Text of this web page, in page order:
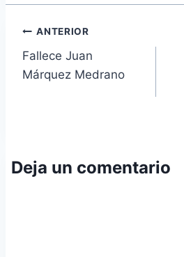
Navegación
de
ANTERIOR
Fallece Juan
Márquez Medrano
Deja un comentario